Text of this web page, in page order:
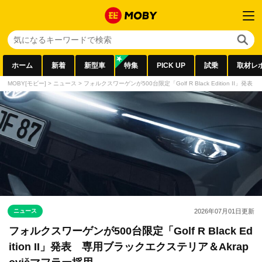
ホーム 新着 新型車 特集 PICK UP 試乗 取材レ
MOBY[モビー] > ニュース > フォルクスワーゲンが500台限定「Golf R Black Edition II」発表
ニュース 2026年07月01日更新
フォルクスワーゲンが500台限定「Golf R Black Ed
ition II」発表 専用ブラックエクステリア＆Akrap